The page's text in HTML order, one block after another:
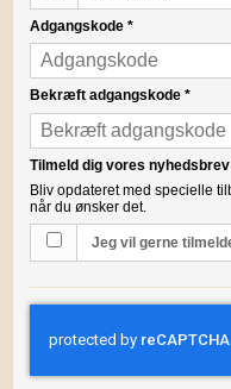
Adgangskode *
Bekræft adgangskode *
Tilmeld dig vores nyhedsbrev
Bliv opdateret med specielle
når du ønsker det.
Jeg vil gerne